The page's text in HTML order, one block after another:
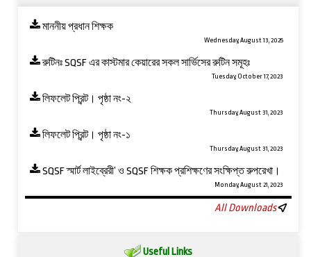
মাননীয় প্রধান শিক্ষক
Wednesday, August 13, 2025
রুটিনঃ SQSF এর কাস্টমার কেয়ারের সকল সার্ভিসের রুটিন সমূহঃ
Tuesday, October 17, 2023
লিফলেট প্রিন্ট। পৃষ্ঠা নং-২
Thursday, August 31, 2023
লিফলেট প্রিন্ট। পৃষ্ঠা নং-১
Thursday, August 31, 2023
SQSF স্মার্ট লাইব্রেরী’ ও ‍SQSF শিক্ষক প্রশিক্ষণের সংক্ষিপ্ত রুপরেখা।
Monday, August 21, 2023
All Downloads
Useful Links